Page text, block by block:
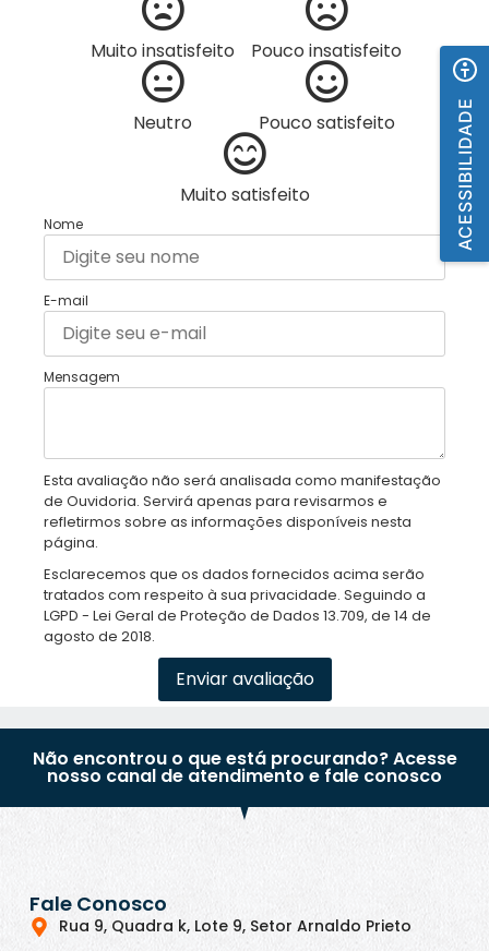
Muito insatisfeito Pouco insatisfeito
Neutro Pouco satisfeito
Muito satisfeito
Nome
E-mail
Mensagem
Esta avaliação não será analisada como manifestação
de Ouvidoria. Servirá apenas para revisarmos e
refletirmos sobre as informações disponíveis nesta
página.
Esclarecemos que os dados fornecidos acima serão
tratados com respeito à sua privacidade. Seguindo a
LGPD - Lei Geral de Proteção de Dados 13.709, de 14 de
agosto de 2018.
Enviar avaliação
Não encontrou o que está procurando? Acesse
nosso canal de atendimento e fale conosco
Fale Conosco
Rua 9, Quadra k, Lote 9, Setor Arnaldo Prieto
ACESSIBILIDADE